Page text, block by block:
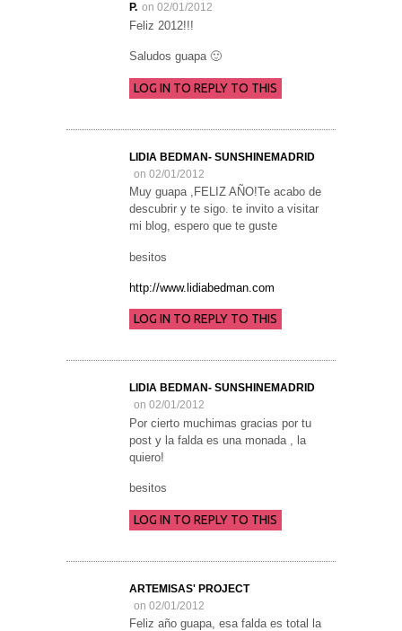
P. on 02/01/2012
Feliz 2012!!!
Saludos guapa 🙂
LOG IN TO REPLY TO THIS
LIDIA BEDMAN- SUNSHINEMADRID
on 02/01/2012
Muy guapa ,FELIZ AÑO!Te acabo de
descubrir y te sigo. te invito a visitar
mi blog, espero que te guste
besitos
http://www.lidiabedman.com
LOG IN TO REPLY TO THIS
LIDIA BEDMAN- SUNSHINEMADRID
on 02/01/2012
Por cierto muchimas gracias por tu
post y la falda es una monada , la
quiero!
besitos
LOG IN TO REPLY TO THIS
ARTEMISAS' PROJECT
on 02/01/2012
Feliz año guapa, esa falda es total la